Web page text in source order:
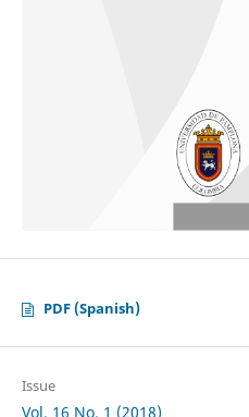
PDF (Spanish)
Issue
Vol. 16 No. 1 (2018)